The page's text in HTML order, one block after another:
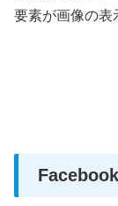
要素が画像の表